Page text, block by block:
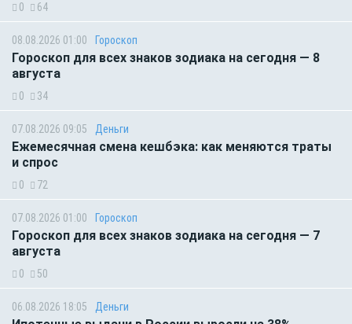
0 64
08.08.2026 01:00 Гороскоп
Гороскоп для всех знаков зодиака на сегодня — 8
августа
0 34
07.08.2026 09:05 Деньги
Ежемесячная смена кешбэка: как меняются траты
и спрос
0 72
07.08.2026 01:00 Гороскоп
Гороскоп для всех знаков зодиака на сегодня — 7
августа
0 50
06.08.2026 18:05 Деньги